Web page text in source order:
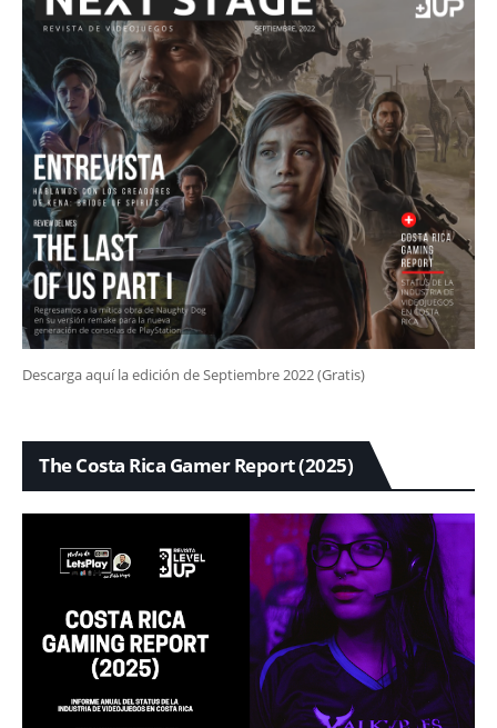
Descarga aquí la edición de Septiembre 2022 (Gratis)
The Costa Rica Gamer Report (2025)